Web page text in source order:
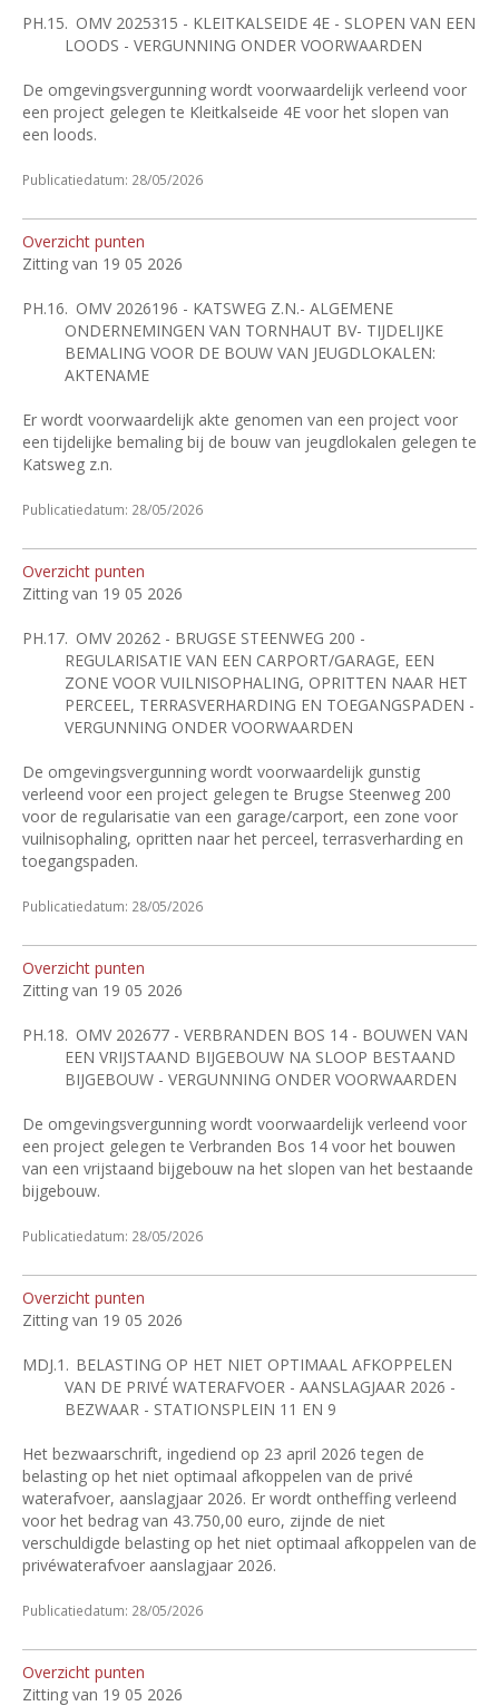
PH.15. OMV 2025315 - KLEITKALSEIDE 4E - SLOPEN VAN EEN
LOODS - VERGUNNING ONDER VOORWAARDEN
De omgevingsvergunning wordt voorwaardelijk verleend voor
een project gelegen te Kleitkalseide 4E voor het slopen van
een loods.
Publicatiedatum: 28/05/2026
Overzicht punten
Zitting van 19 05 2026
PH.16. OMV 2026196 - KATSWEG Z.N.- ALGEMENE
ONDERNEMINGEN VAN TORNHAUT BV- TIJDELIJKE
BEMALING VOOR DE BOUW VAN JEUGDLOKALEN:
AKTENAME
Er wordt voorwaardelijk akte genomen van een project voor
een tijdelijke bemaling bij de bouw van jeugdlokalen gelegen te
Katsweg z.n.
Publicatiedatum: 28/05/2026
Overzicht punten
Zitting van 19 05 2026
PH.17. OMV 20262 - BRUGSE STEENWEG 200 -
REGULARISATIE VAN EEN CARPORT/GARAGE, EEN
ZONE VOOR VUILNISOPHALING, OPRITTEN NAAR HET
PERCEEL, TERRASVERHARDING EN TOEGANGSPADEN -
VERGUNNING ONDER VOORWAARDEN
De omgevingsvergunning wordt voorwaardelijk gunstig
verleend voor een project gelegen te Brugse Steenweg 200
voor de regularisatie van een garage/carport, een zone voor
vuilnisophaling, opritten naar het perceel, terrasverharding en
toegangspaden.
Publicatiedatum: 28/05/2026
Overzicht punten
Zitting van 19 05 2026
PH.18. OMV 202677 - VERBRANDEN BOS 14 - BOUWEN VAN
EEN VRIJSTAAND BIJGEBOUW NA SLOOP BESTAAND
BIJGEBOUW - VERGUNNING ONDER VOORWAARDEN
De omgevingsvergunning wordt voorwaardelijk verleend voor
een project gelegen te Verbranden Bos 14 voor het bouwen
van een vrijstaand bijgebouw na het slopen van het bestaande
bijgebouw.
Publicatiedatum: 28/05/2026
Overzicht punten
Zitting van 19 05 2026
MDJ.1. BELASTING OP HET NIET OPTIMAAL AFKOPPELEN
VAN DE PRIVÉ WATERAFVOER - AANSLAGJAAR 2026 -
BEZWAAR - STATIONSPLEIN 11 EN 9
Het bezwaarschrift, ingediend op 23 april 2026 tegen de
belasting op het niet optimaal afkoppelen van de privé
waterafvoer, aanslagjaar 2026. Er wordt ontheffing verleend
voor het bedrag van 43.750,00 euro, zijnde de niet
verschuldigde belasting op het niet optimaal afkoppelen van de
privéwaterafvoer aanslagjaar 2026.
Publicatiedatum: 28/05/2026
Overzicht punten
Zitting van 19 05 2026